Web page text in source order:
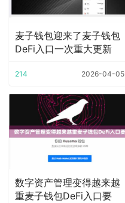
麦子钱包迎来了麦子钱包
DeFi入口一次重大更新
214 2026-04-05
数字资产管理变得越来越
重麦子钱包DeFi入口要